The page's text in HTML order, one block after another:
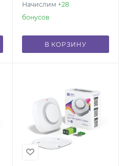
Начислим +28
бонусов
В КОРЗИНУ